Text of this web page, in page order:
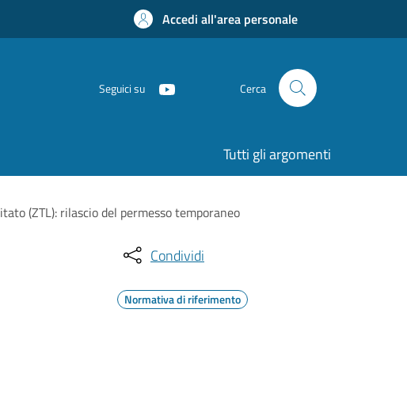
Accedi all'area personale
Seguici su Cerca
Tutti gli argomenti
(ZTL): rilascio del permesso temporaneo
Condividi
Normativa di riferimento